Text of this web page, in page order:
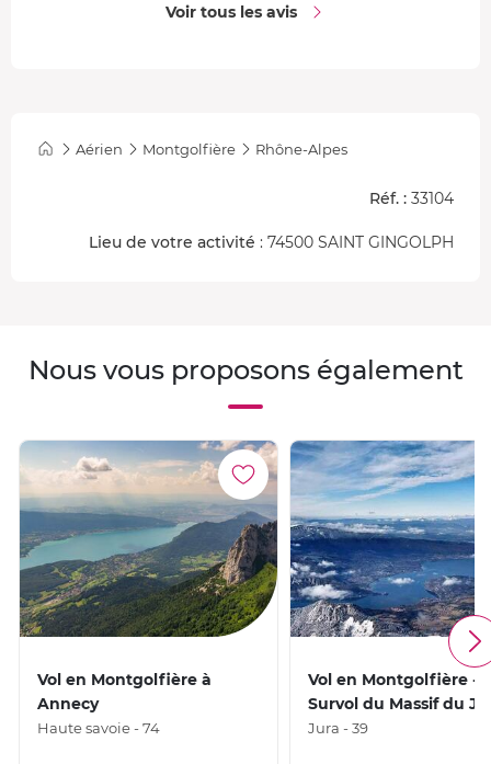
Voir tous les avis
Aérien Montgolfière Rhône-Alpes
Réf. : 33104
Lieu de votre activité : 74500 SAINT GINGOLPH
Nous vous proposons également
Vol en Montgolfière à
Annecy
Haute savoie - 74
Vol en Montgolfière -
Survol du Massif du
Jura - 39